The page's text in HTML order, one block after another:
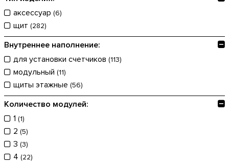
аксессуар (6)
щит (282)
Внутреннее наполнение:
для установки счетчиков (113)
модульный (11)
щиты этажные (56)
Количество модулей:
1 (1)
2 (5)
3 (3)
4 (22)